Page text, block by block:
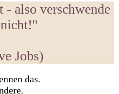
also verschwende
Jobs)
das.